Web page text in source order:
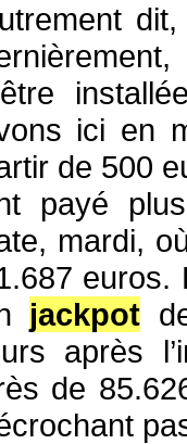
ici en
de 500
payé
mardi,
euros.
jackpot
après
de